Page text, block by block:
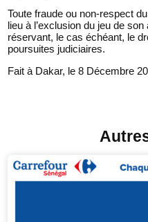
Toute fraude ou non-respect
lieu à l’exclusion du jeu de
réservant, le cas échéant, le
poursuites judiciaires.
Fait à Dakar, le 8 Décembre